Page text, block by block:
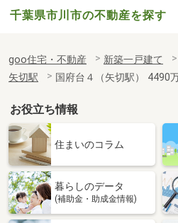
千葉県市川市の不動産を探す
goo住宅・不動産 新築一戸建て
矢切駅
国府台４（矢切駅） 4490
お役立ち情報
住まいのコラム
暮らしのデータ
(補助金・助成金情報)